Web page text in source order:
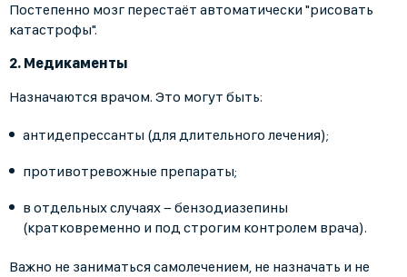
Постепенно мозг перестаёт автоматически "рисовать
катастрофы".
2. Медикаменты
Назначаются врачом. Это могут быть:
антидепрессанты (для длительного лечения);
противотревожные препараты;
в отдельных случаях − бензодиазепины
(кратковременно и под строгим контролем врача).
Важно не заниматься самолечением, не назначать и не